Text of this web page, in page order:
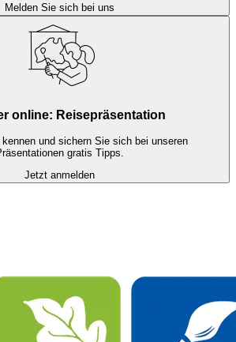
Melden Sie sich bei uns
online: Reisepräsentation
kennen und sichern Sie sich bei unseren
gratis Tipps.
Jetzt anmelden